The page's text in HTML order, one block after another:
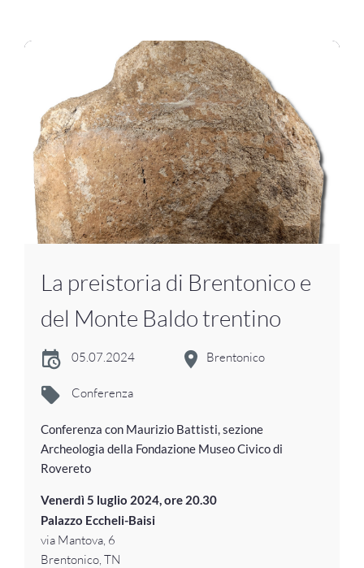
La preistoria di Brentonico e
del Monte Baldo trentino
05.07.2024 Brentonico
Conferenza
Conferenza con Maurizio Battisti, sezione
Archeologia della Fondazione Museo Civico di
Rovereto
Venerdì 5 luglio 2024, ore 20.30
Palazzo Eccheli-Baisi
via Mantova, 6
Brentonico, TN